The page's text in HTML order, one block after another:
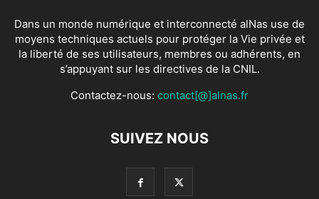
Dans un monde numérique et interconnecté alNas use de
moyens techniques actuels pour protéger la Vie privée et
la liberté de ses utilisateurs, membres ou adhérents, en
s’appuyant sur les directives de la CNIL.
Contactez-nous: contact[@]alnas.fr
SUIVEZ NOUS